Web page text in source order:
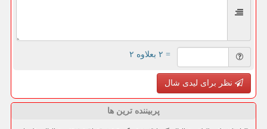
= ۲ بعلاوه ۲
نظر برای لیدی شال
پربیننده ترین ها